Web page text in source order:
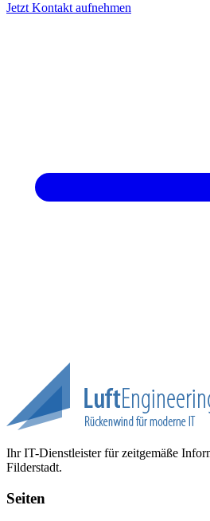
Jetzt Kontakt aufnehmen
Ihr IT-Dienstleister für zeitgemäße
Filderstadt.
Seiten